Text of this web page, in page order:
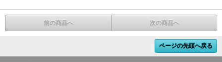
前の商品へ 次の商品へ
ページの先頭へ戻る